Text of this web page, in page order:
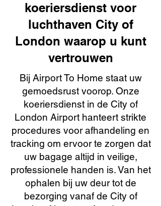
koeriersdienst voor
luchthaven City of
London waarop u kunt
vertrouwen
Bij Airport To Home staat uw
gemoedsrust voorop. Onze
koeriersdienst in de City of
London Airport hanteert strikte
procedures voor afhandeling en
tracking om ervoor te zorgen dat
uw bagage altijd in veilige,
professionele handen is. Van het
ophalen bij uw deur tot de
bezorging vanaf de City of